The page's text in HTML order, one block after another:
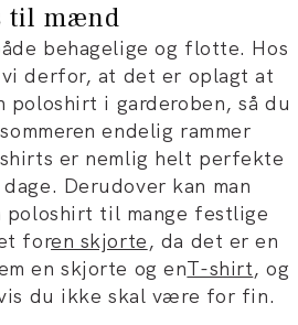
til mænd
behagelige og flotte. Hos
derfor, at det er oplagt at
poloshirt i garderoben, så du
endelig rammer
er nemlig helt perfekte
Derudover kan man
poloshirt til mange festlige
foren skjorte, da det er en
en skjorte og enT-shirt, og
du ikke skal være for fin.